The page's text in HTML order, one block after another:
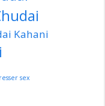
Kahani
sex